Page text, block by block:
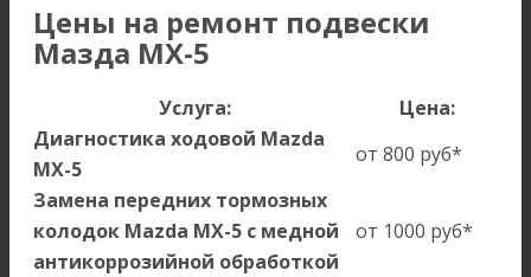
Цены на ремонт подвески
Мазда МХ-5
Услуга:
Цена:
Диагностика ходовой Mazda
MX-5
от 800 руб*
Замена передних тормозных
колодок Mazda MX-5 с медной
антикоррозийной обработкой
от 1000 руб*